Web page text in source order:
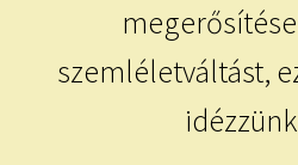
szemléletváltást,